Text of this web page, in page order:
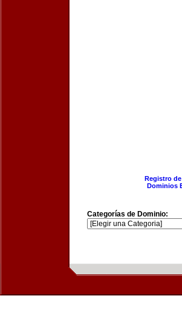
Registro
Dominios
Categorías de Dominio: